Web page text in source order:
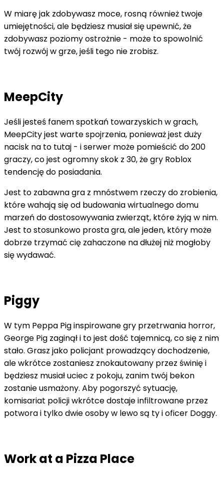
W miarę jak zdobywasz moce, rosną również twoje
umiejętności, ale będziesz musiał się upewnić, że
zdobywasz poziomy ostrożnie - może to spowolnić
twój rozwój w grze, jeśli tego nie zrobisz.
MeepCity
Jeśli jesteś fanem spotkań towarzyskich w grach,
MeepCity jest warte spojrzenia, ponieważ jest duży
nacisk na to tutaj - i serwer może pomieścić do 200
graczy, co jest ogromny skok z 30, że gry Roblox
tendencję do posiadania.
Jest to zabawna gra z mnóstwem rzeczy do zrobienia,
które wahają się od budowania wirtualnego domu
marzeń do dostosowywania zwierząt, które żyją w nim.
Jest to stosunkowo prosta gra, ale jeden, który może
dobrze trzymać cię zahaczone na dłużej niż mogłoby
się wydawać.
Piggy
W tym Peppa Pig inspirowane gry przetrwania horror,
George Pig zaginął i to jest dość tajemnicą, co się z nim
stało. Grasz jako policjant prowadzący dochodzenie,
ale wkrótce zostaniesz znokautowany przez świnię i
będziesz musiał uciec z pokoju, zanim twój bekon
zostanie usmażony. Aby pogorszyć sytuację,
komisariat policji wkrótce dostaje infiltrowane przez
potwora i tylko dwie osoby w lewo są ty i oficer Doggy.
Work at a Pizza Place